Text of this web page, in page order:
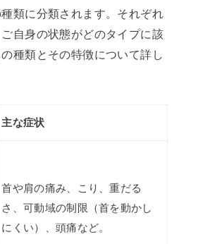
類に分類されます。それぞれ
自身の状態がどのタイプに該
種類とその特徴について詳し
主な症状
首や肩の痛み、こり、重だる
さ、可動域の制限（首を動かし
にくい）、頭痛など。